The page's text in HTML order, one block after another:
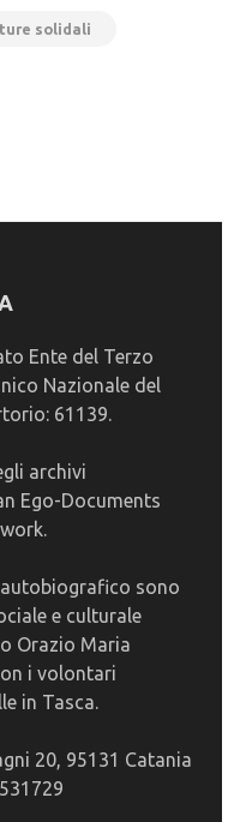
solidali
Ente del Terzo
Nazionale del
61139.
archivi
Ego-Documents
sono
e culturale
Orazio Maria
i volontari
in Tasca.
20, 95131 Catania